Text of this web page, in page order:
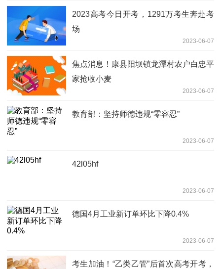
2023高考今日开考，1291万考生奔赴考
场
2023-06-07
焦点消息！康县阳坝镇龙潭村农户白忠平
家抢收小麦
2023-06-07
教育部：坚持师德违规“零容忍”
2023-06-07
42l05hf
2023-06-07
德国4月工业新订单环比下降0.4%
2023-06-07
考生加油！“乙类乙管”后首次高考开考，